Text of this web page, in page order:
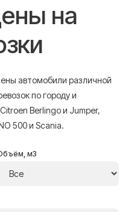
на
автомобили различной
по городу и
Berlingo и Jumper,
500 и Scania.
м3